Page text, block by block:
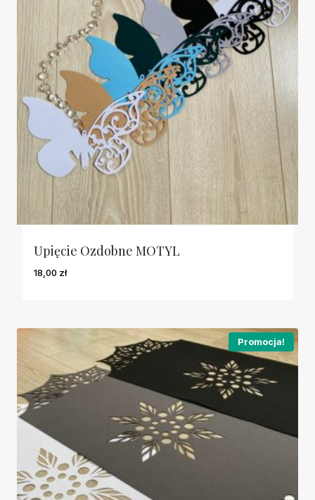
Upięcie Ozdobne MOTYL
18,00 zł
Promocja!